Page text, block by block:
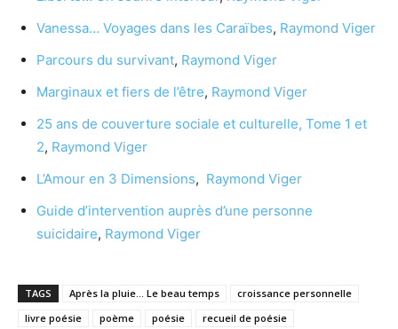
Vanessa… Voyages dans les Caraïbes, Raymond Viger
Parcours du survivant, Raymond Viger
Marginaux et fiers de l’être, Raymond Viger
25 ans de couverture sociale et culturelle, Tome 1 et
2, Raymond Viger
L’Amour en 3 Dimensions, Raymond Viger
Guide d’intervention auprès d’une personne
suicidaire, Raymond Viger
TAGS Après la pluie... Le beau temps
croissance personnelle
livre poésie
poème poésie recueil de poésie